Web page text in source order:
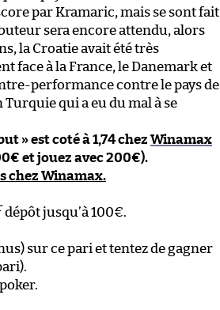
par Kramaric, mais se sont fait
sera encore attendu, alors
la Croatie avait été très
face à la France, le Danemark et
performance contre le pays de
qui a eu du mal à se
» est coté à 1,74 chez Winamax
et jouez avec 200€).
chez Winamax.
dépôt jusqu’à 100€.
sur ce pari et tentez de gagner